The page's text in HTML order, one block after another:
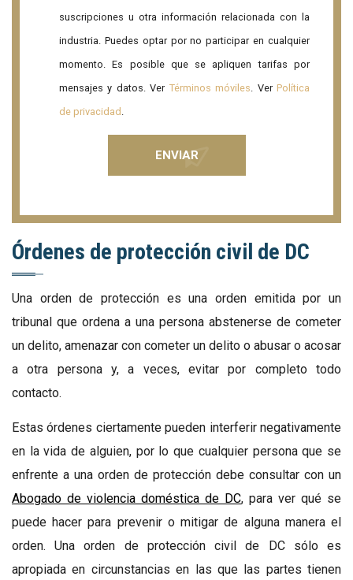
suscripciones u otra información relacionada con la
industria. Puedes optar por no participar en cualquier
momento. Es posible que se apliquen tarifas por
mensajes y datos. Ver Términos móviles . VerPolítica
de privacidad
Órdenes de protección civil de DC
Una orden de protección es una orden emitida por un
tribunal que ordena a una persona abstenerse de cometer
un delito, amenazar con cometer un delito o abusar o acosar
a otra persona y, a veces, evitar por completo todo
contacto.
Estas órdenes ciertamente pueden interferir negativamente
en la vida de alguien, por lo que cualquier persona que se
enfrente a una orden de protección debe consultar con un
Abogado de violencia doméstica de DC, para ver qué se
puede hacer para prevenir o mitigar de alguna manera el
orden. Una orden de protección civil de DC sólo es
apropiada en circunstancias en las que las partes tienen